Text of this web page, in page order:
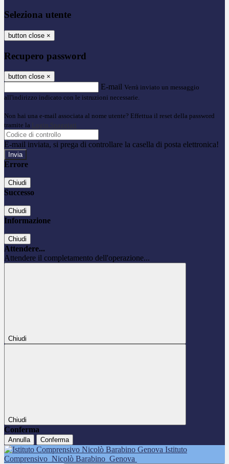
Seleziona utente
button close ×
Recupero password
button close ×
E-mail Verrà inviato un messaggio
all'indirizzo indicato con le istruzioni necessarie.
Non hai una e-mail associata al nome utente? Effettua il reset della password
tramite la Login Spaggiari
E-mail inviata, si prega di controllare la casella di posta elettronica!
Errore
Chiudi
Successo
Chiudi
Informazione
Chiudi
Attendere...
Attendere il completamento dell'operazione...
Chiudi
Chiudi
Conferma
Annulla Conferma
Istituto
Comprensivo Nicolò Barabino Genova